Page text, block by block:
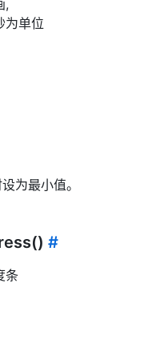
,
为单位
为最小值。
#
条